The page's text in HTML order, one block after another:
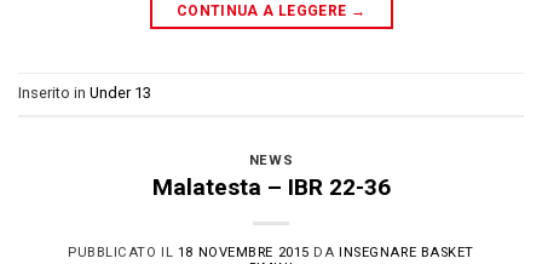
CONTINUA A LEGGERE →
Inserito in Under 13
NEWS
Malatesta – IBR 22-36
PUBBLICATO IL 18 NOVEMBRE 2015 DA
INSEGNARE BASKET